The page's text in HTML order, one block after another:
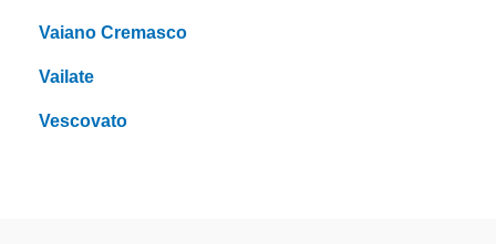
Vaiano Cremasco
Vailate
Vescovato